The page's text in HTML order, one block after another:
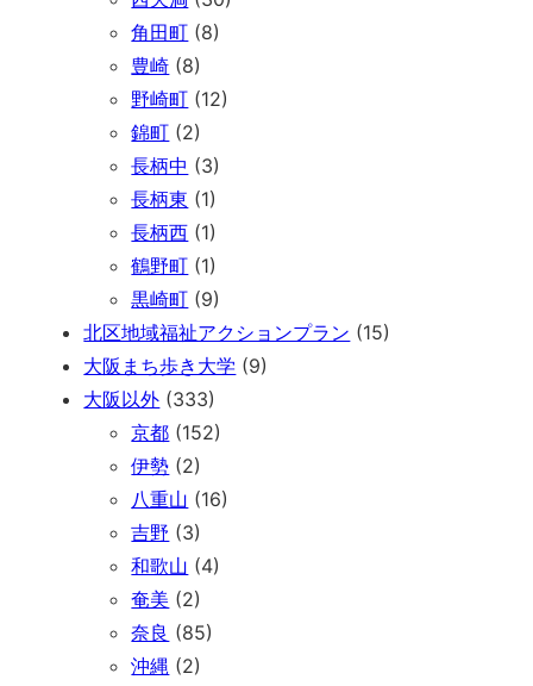
角田町 (8)
豊崎 (8)
野崎町 (12)
錦町 (2)
長柄中 (3)
長柄東 (1)
長柄西 (1)
鶴野町 (1)
黒崎町 (9)
北区地域福祉アクションプラン (15)
大阪まち歩き大学 (9)
大阪以外 (333)
京都 (152)
伊勢 (2)
八重山 (16)
吉野 (3)
和歌山 (4)
奄美 (2)
奈良 (85)
沖縄 (2)